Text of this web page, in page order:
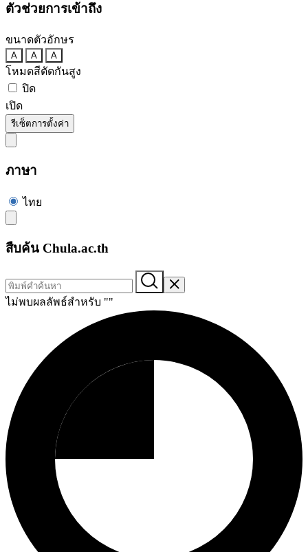
ตัวช่วยการเข้าถึง
ขนาดตัวอักษร
A A A
โหมดสีตัดกันสูง
ปิด
เปิด
รีเซ็ตการตั้งค่า
ภาษา
ไทย
สืบค้น Chula.ac.th
ไม่พบผลลัพธ์สำหรับ ""